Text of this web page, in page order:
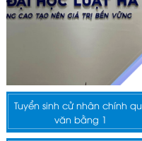
Tuyển sinh cử nhân chính
văn bằng 1